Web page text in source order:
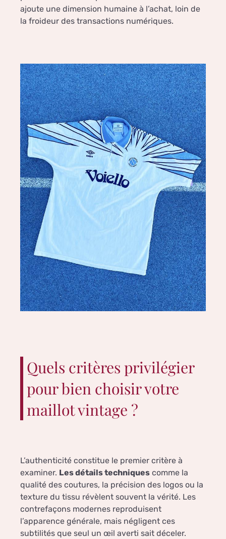
ajoute une dimension humaine à l’achat, loin de
la froideur des transactions numériques.
Quels critères privilégier
pour bien choisir votre
maillot vintage ?
L’authenticité constitue le premier critère à
examiner. Les détails techniques comme la
qualité des coutures, la précision des logos ou la
texture du tissu révèlent souvent la vérité. Les
contrefaçons modernes reproduisent
l’apparence générale, mais négligent ces
subtilités que seul un œil averti sait déceler.